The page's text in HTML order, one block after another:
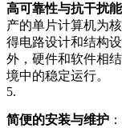
高可靠性与抗干扰
产的单片计算机为
得电路设计和结构
外，硬件和软件相
境中的稳定运行。
5.
简便的安装与维护